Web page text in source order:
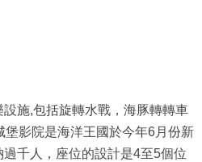
施,包括旋轉水戰，海豚轉轉車
堡影院是海洋王國於今年6月份新
千人，座位的設計是4至5個位